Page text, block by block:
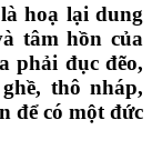
hoạ lại dung
tâm hồn của
phải đục đẽo,
thô nháp,
để có một đức